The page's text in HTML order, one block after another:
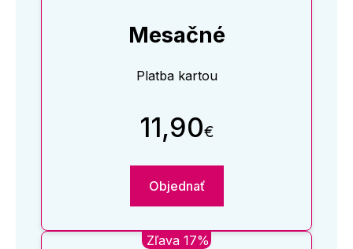
Mesačné
Platba kartou
11,90€
Objednať
Zľava 17%